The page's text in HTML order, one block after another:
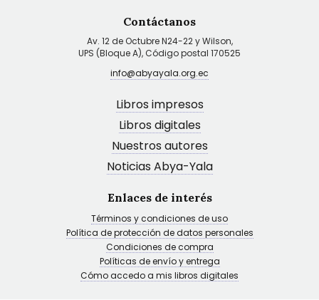
Contáctanos
Av. 12 de Octubre N24-22 y Wilson,
UPS (Bloque A), Código postal 170525
info@abyayala.org.ec
Libros impresos
Libros digitales
Nuestros autores
Noticias Abya-Yala
Enlaces de interés
Términos y condiciones de uso
Política de protección de datos personales
Condiciones de compra
Políticas de envío y entrega
Cómo accedo a mis libros digitales